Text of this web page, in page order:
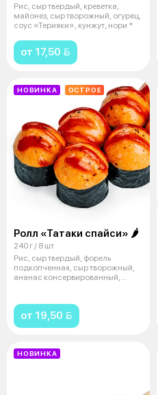
Рис, сыр твердый, креветка,
майонез, сыр творожный, огурец,
соус «Терияки», кунжут, нори *
от 17,50 
НОВИНКА ОСТРОЕ
Ролл «Татаки спайси» 🌶
240 г / 8 шт
Рис, сыр твердый, форель
подкопченная, сыр творожный,
ананас консервированный,
от 19,50 
НОВИНКА